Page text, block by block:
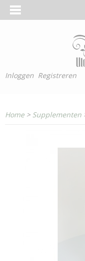
Inloggen Registreren
Home> Supplementen